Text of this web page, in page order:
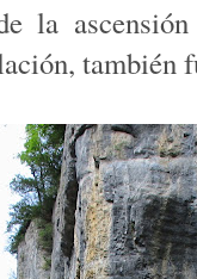
la ascensión
también